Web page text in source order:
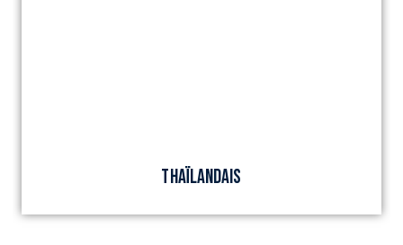
THAÏLANDAIS